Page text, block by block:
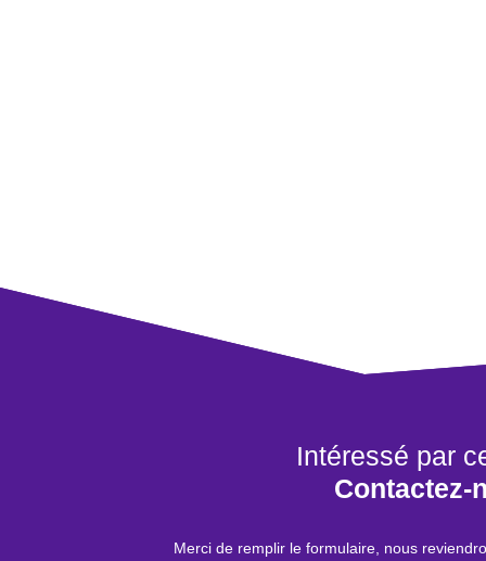
Intéressé par
Contactez-
Merci de remplir le formulaire, nous